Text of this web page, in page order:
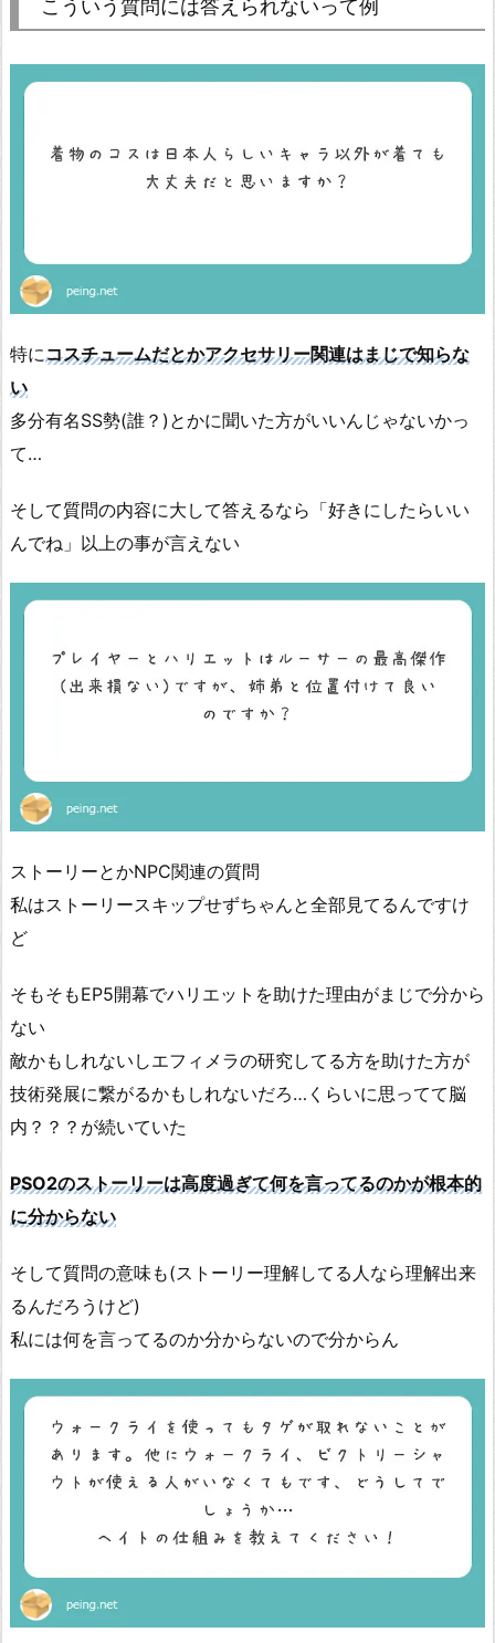
こういう質問には答えられないって例
特にコスチュームだとかアクセサリー関連はまじで知らな
い
多分有名SS勢(誰？)とかに聞いた方がいいんじゃないかっ
て…
そして質問の内容に大して答えるなら「好きにしたらいい
んでね」以上の事が言えない
ストーリーとかNPC関連の質問
私はストーリースキップせずちゃんと全部見てるんですけ
ど
そもそもEP5開幕でハリエットを助けた理由がまじで分から
ない
敵かもしれないしエフィメラの研究してる方を助けた方が
技術発展に繋がるかもしれないだろ…くらいに思ってて脳
内？？？が続いていた
PSO2のストーリーは高度過ぎて何を言ってるのかが根本的
に分からない
そして質問の意味も(ストーリー理解してる人なら理解出来
るんだろうけど)
私には何を言ってるのか分からないので分からん